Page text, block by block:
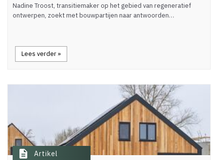
Nadine Troost, transitiemaker op het gebied van regeneratief
ontwerpen, zoekt met bouwpartijen naar antwoorden…
Lees verder »
description Artikel